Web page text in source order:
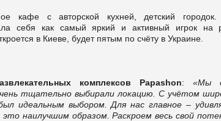
кафе с авторской кухней, детский городок.
себя как самый яркий и активный игрок на
в Киеве, будет пятым по счёту в Украине.
комплексов Papashon: «Мы
тщательно выбирали локацию. С учётом
идеальным выбором. Для нас главное –
наилучшим образом. Раскроем весь свой